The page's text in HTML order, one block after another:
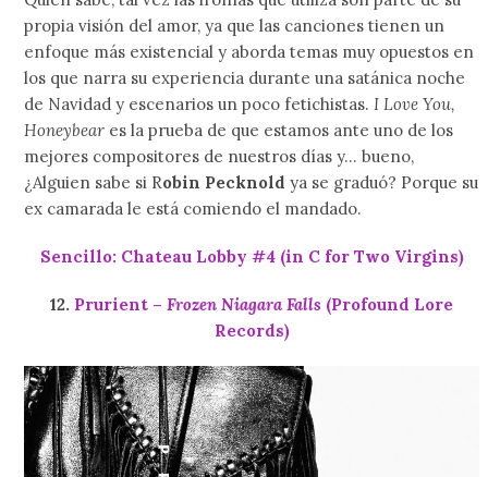
propia visión del amor, ya que las canciones tienen un
enfoque más existencial y aborda temas muy opuestos en
los que narra su experiencia durante una satánica noche
de Navidad y escenarios un poco fetichistas.I Love You,
Honeybear es la prueba de que estamos ante uno de los
mejores compositores de nuestros días y… bueno,
¿Alguien sabe si Robin Pecknold ya se graduó? Porque su
ex camarada le está comiendo el mandado.
Sencillo: Chateau Lobby #4 (in C for Two Virgins)
12. Prurient –Frozen Niagara Falls (Profound Lore
Records)